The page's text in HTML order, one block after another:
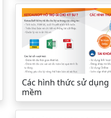
Các hình thức sử dụng
mềm